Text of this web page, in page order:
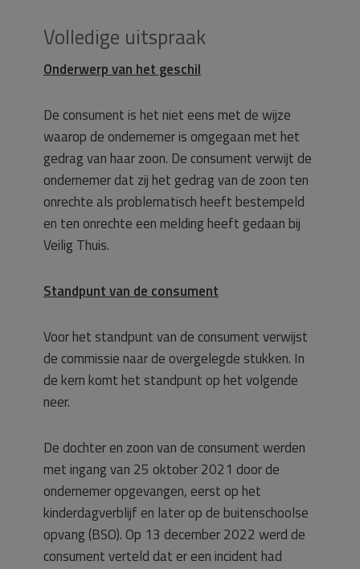
Volledige uitspraak
Onderwerp van het geschil
De consument is het niet eens met de wijze
waarop de ondernemer is omgegaan met het
gedrag van haar zoon. De consument verwijt de
ondernemer dat zij het gedrag van de zoon ten
onrechte als problematisch heeft bestempeld
en ten onrechte een melding heeft gedaan bij
Veilig Thuis.
Standpunt van de consument
Voor het standpunt van de consument verwijst
de commissie naar de overgelegde stukken. In
de kern komt het standpunt op het volgende
neer.
De dochter en zoon van de consument werden
met ingang van 25 oktober 2021 door de
ondernemer opgevangen, eerst op het
kinderdagverblijf en later op de buitenschoolse
opvang (BSO). Op 13 december 2022 werd de
consument verteld dat er een incident had